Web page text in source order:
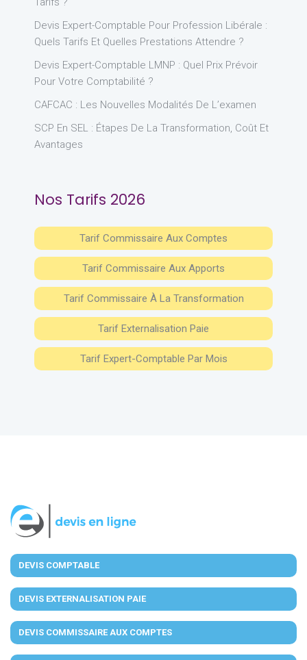
Devis Expert-Comptable Pour Profession Libérale :
Quels Tarifs Et Quelles Prestations Attendre ?
Devis Expert-Comptable LMNP : Quel Prix Prévoir
Pour Votre Comptabilité ?
CAFCAC : Les Nouvelles Modalités De L’examen
SCP En SEL : Étapes De La Transformation, Coût Et
Avantages
Nos Tarifs 2026
Tarif Commissaire Aux Comptes
Tarif Commissaire Aux Apports
Tarif Commissaire À La Transformation
Tarif Externalisation Paie
Tarif Expert-Comptable Par Mois
DEVIS COMPTABLE
DEVIS EXTERNALISATION PAIE
DEVIS COMMISSAIRE AUX COMPTES